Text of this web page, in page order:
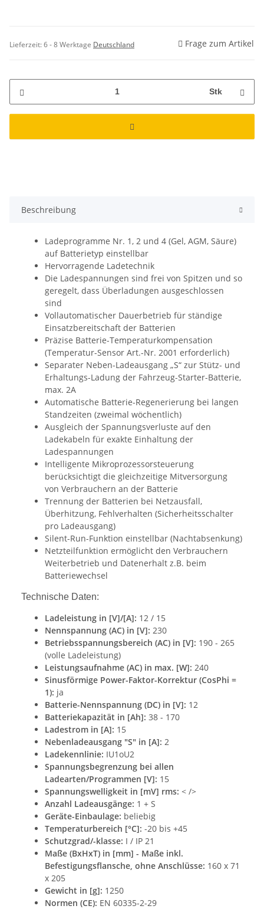
Lieferzeit:6 - 8 Werktage Deutschland Frage zum Artikel
Stk
Beschreibung
Ladeprogramme Nr. 1, 2 und 4 (Gel, AGM, Säure)
auf Batterietyp einstellbar
Hervorragende Ladetechnik
Die Ladespannungen sind frei von Spitzen und so
geregelt, dass Überladungen ausgeschlossen
sind
Vollautomatischer Dauerbetrieb für ständige
Einsatzbereitschaft der Batterien
Präzise Batterie-Temperaturkompensation
(Temperatur-Sensor Art.-Nr. 2001 erforderlich)
Separater Neben-Ladeausgang „S“ zur Stütz- und
Erhaltungs-Ladung der Fahrzeug-Starter-Batterie,
max. 2A
Automatische Batterie-Regenerierung bei langen
Standzeiten (zweimal wöchentlich)
Ausgleich der Spannungsverluste auf den
Ladekabeln für exakte Einhaltung der
Ladespannungen
Intelligente Mikroprozessorsteuerung
berücksichtigt die gleichzeitige Mitversorgung
von Verbrauchern an der Batterie
Trennung der Batterien bei Netzausfall,
Überhitzung, Fehlverhalten (Sicherheitsschalter
pro Ladeausgang)
Silent-Run-Funktion einstellbar (Nachtabsenkung)
Netzteilfunktion ermöglicht den Verbrauchern
Weiterbetrieb und Datenerhalt z.B. beim
Batteriewechsel
Technische Daten:
Ladeleistung in [V]/[A]: 12 / 15
Nennspannung (AC) in [V]: 230
Betriebsspannungsbereich (AC) in [V]: 190 - 265
(volle Ladeleistung)
Leistungsaufnahme (AC) in max. [W]: 240
Sinusförmige Power-Faktor-Korrektur (CosPhi =
1): ja
Batterie-Nennspannung (DC) in [V]: 12
Batteriekapazität in [Ah]: 38 - 170
Ladestrom in [A]: 15
Nebenladeausgang "S" in [A]: 2
Ladekennlinie: IU1oU2
Spannungsbegrenzung bei allen
Ladearten/Programmen [V]: 15
Spannungswelligkeit in [mV] rms: < />
Anzahl Ladeausgänge: 1 + S
Geräte-Einbaulage: beliebig
Temperaturbereich [°C]: -20 bis +45
Schutzgrad/-klasse: I / IP 21
Maße (BxHxT) in [mm] - Maße inkl.
Befestigungsflansche, ohne Anschlüsse: 160 x 71
x 205
Gewicht in [g]: 1250
Normen (CE): EN 60335-2-29